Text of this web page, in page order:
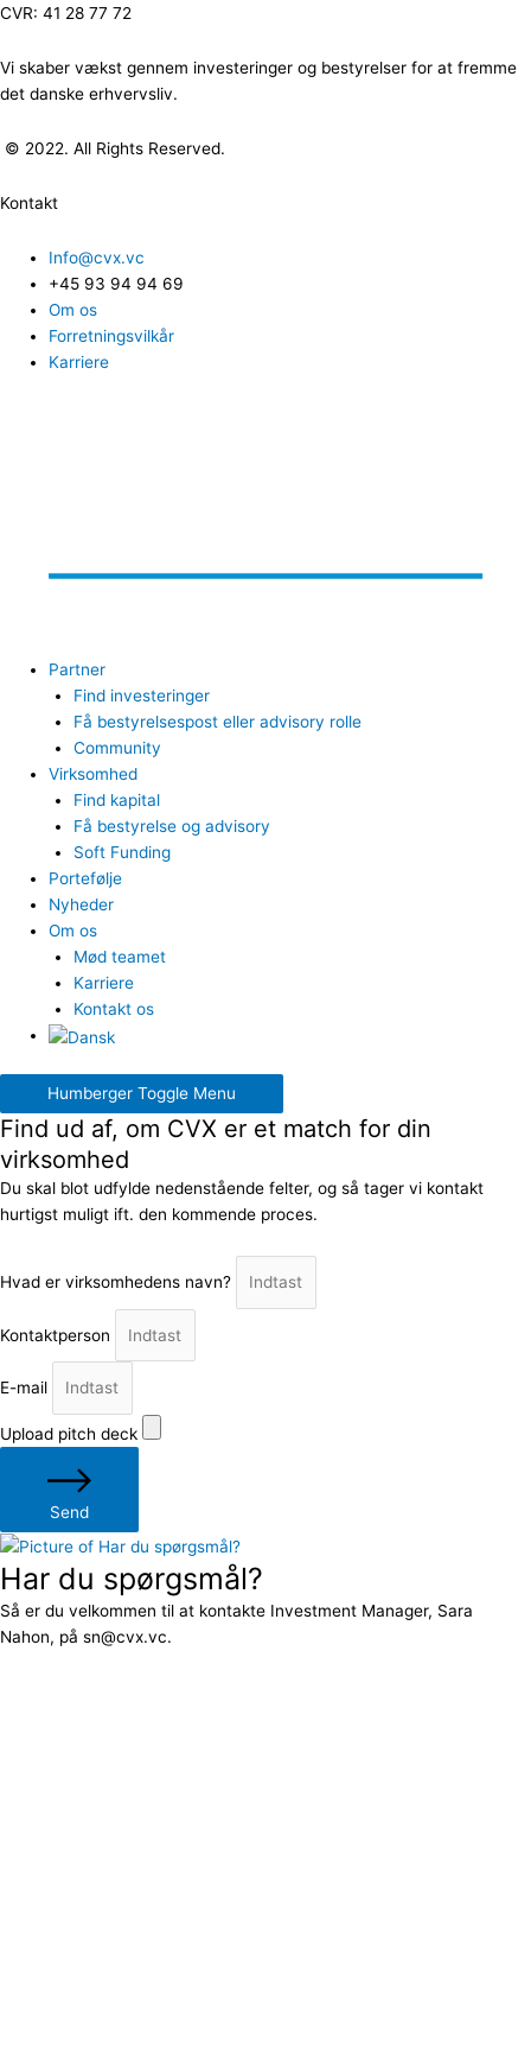
CVR: 41 28 77 72
Vi skaber vækst gennem investeringer og bestyrelser for at fremme
det danske erhvervsliv.
© 2022. All Rights Reserved.
Kontakt
Info@cvx.vc
+45 93 94 94 69
Om os
Forretningsvilkår
Karriere
Partner
Find investeringer
Få bestyrelsespost eller advisory rolle
Community
Virksomhed
Find kapital
Få bestyrelse og advisory
Soft Funding
Portefølje
Nyheder
Om os
Mød teamet
Karriere
Kontakt os
Humberger Toggle Menu
Find ud af, om CVX er et match for din
virksomhed
Du skal blot udfylde nedenstående felter, og så tager vi kontakt
hurtigst muligt ift. den kommende proces.
Hvad er virksomhedens navn?
Kontaktperson
E-mail
Upload pitch deck
Send
Har du spørgsmål?
Så er du velkommen til at kontakte Investment Manager, Sara
Nahon, på sn@cvx.vc.